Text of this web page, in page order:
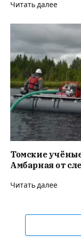
Читать далее
Томские
Амбарная от
Читать далее